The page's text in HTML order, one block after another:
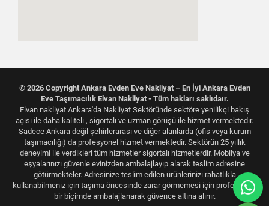
© 2026 Copyright Ankara Evden Eve Nakliyat – En İyi Ankara Evden
Eve Taşımacılık Elvan Nakliyat - Tüm hakları saklıdaır.
Elvan nakliyat Ankara'da Nakliyat Sektöründe sektöre yenilikçi bakış
açısı ile daha kaliteli , sigortalı ve uzman görüşü ile hizmet vermektedir.
Sadece Ankara değil şehirlerarası ve diğer alanlarda (ofis veya kurum
taşımacılığı) da profesyonel hizmet vermektedir. Sektörün 25 yıllık
deneyimi ile verdikleri tüm hizmetler sigortalı hizmetlerdir. Mobilya ve
eşyalarınızı güvenle evinizden ambalajlayıp alarak teslim adresine
götürmekteler. Adresinize teslim edilen ürünlerinizi rahatlıkla
kullanabilmeniz için taşıma öncesinde zarar görmemesi için profesyonel
bir biçimde ambalajlanarak güvence altına alınır.